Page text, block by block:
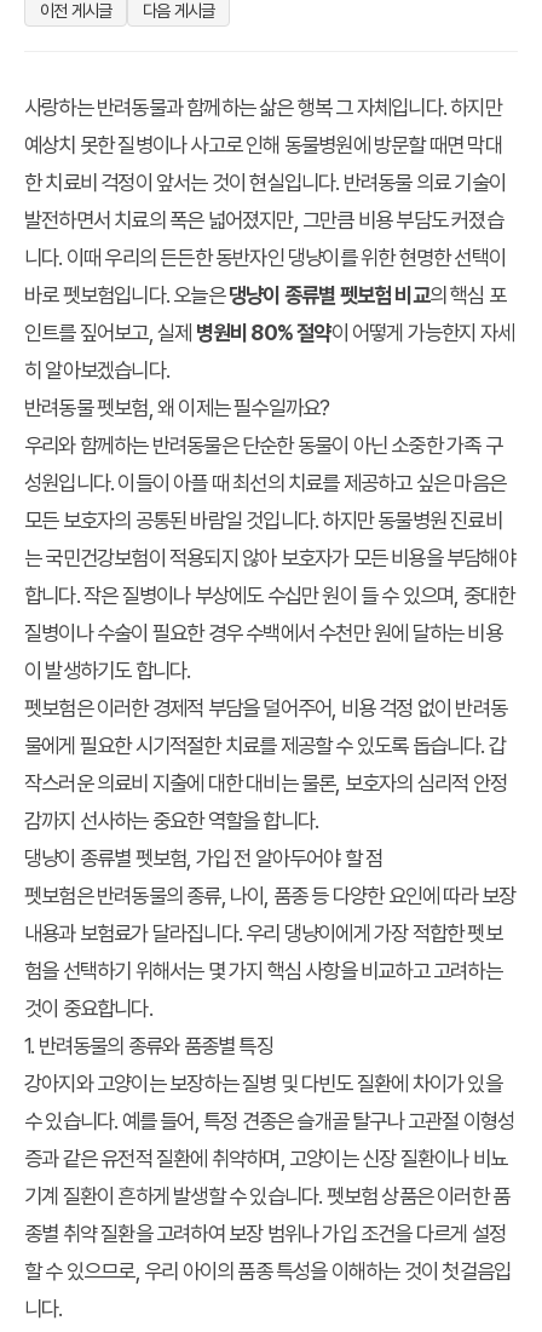
이전 게시글
다음 게시글
사랑하는 반려동물과 함께하는 삶은 행복 그 자체입니다. 하지만
예상치 못한 질병이나 사고로 인해 동물병원에 방문할 때면 막대
한 치료비 걱정이 앞서는 것이 현실입니다. 반려동물 의료 기술이
발전하면서 치료의 폭은 넓어졌지만, 그만큼 비용 부담도 커졌습
니다. 이때 우리의 든든한 동반자인 댕냥이를 위한 현명한 선택이
바로 펫보험입니다. 오늘은댕냥이 종류별 펫보험 비교의 핵심 포
인트를 짚어보고, 실제 병원비 80% 절약이 어떻게 가능한지 자세
히 알아보겠습니다.
반려동물 펫보험, 왜 이제는 필수일까요?
우리와 함께하는 반려동물은 단순한 동물이 아닌 소중한 가족 구
성원입니다. 이들이 아플 때 최선의 치료를 제공하고 싶은 마음은
모든 보호자의 공통된 바람일 것입니다. 하지만 동물병원 진료비
는 국민건강보험이 적용되지 않아 보호자가 모든 비용을 부담해야
합니다. 작은 질병이나 부상에도 수십만 원이 들 수 있으며, 중대한
질병이나 수술이 필요한 경우 수백에서 수천만 원에 달하는 비용
이 발생하기도 합니다.
펫보험은 이러한 경제적 부담을 덜어주어, 비용 걱정 없이 반려동
물에게 필요한 시기적절한 치료를 제공할 수 있도록 돕습니다. 갑
작스러운 의료비 지출에 대한 대비는 물론, 보호자의 심리적 안정
감까지 선사하는 중요한 역할을 합니다.
댕냥이 종류별 펫보험, 가입 전 알아두어야 할 점
펫보험은 반려동물의 종류, 나이, 품종 등 다양한 요인에 따라 보장
내용과 보험료가 달라집니다. 우리 댕냥이에게 가장 적합한 펫보
험을 선택하기 위해서는 몇 가지 핵심 사항을 비교하고 고려하는
것이 중요합니다.
1. 반려동물의 종류와 품종별 특징
강아지와 고양이는 보장하는 질병 및 다빈도 질환에 차이가 있을
수 있습니다. 예를 들어, 특정 견종은 슬개골 탈구나 고관절 이형성
증과 같은 유전적 질환에 취약하며, 고양이는 신장 질환이나 비뇨
기계 질환이 흔하게 발생할 수 있습니다. 펫보험 상품은 이러한 품
종별 취약 질환을 고려하여 보장 범위나 가입 조건을 다르게 설정
할 수 있으므로, 우리 아이의 품종 특성을 이해하는 것이 첫걸음입
니다.